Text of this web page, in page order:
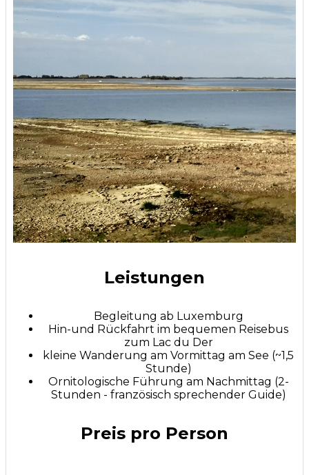
Leistungen
Begleitung ab Luxemburg
Hin-und Rückfahrt im bequemen Reisebus
zum Lac du Der
kleine Wanderung am Vormittag am See (~1,5
Stunde)
Ornitologische Führung am Nachmittag (2-
Stunden - französisch sprechender Guide)
Preis pro Person